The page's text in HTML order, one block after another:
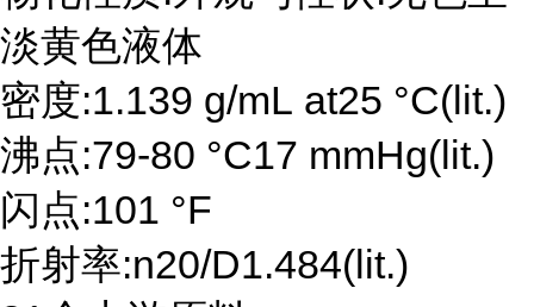
淡黄色液体
密度:1.139 g/mL at25 °C(lit.)
沸点:79-80 °C17 mmHg(lit.)
闪点:101 °F
折射率:n20/D1.484(lit.)